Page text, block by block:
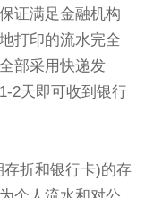
证满足金融机构
打印的流水完全
部采用快递发
2天即可收到银行
折和银行卡)的存